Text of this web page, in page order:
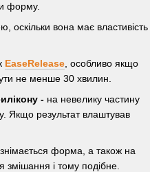
форму.
оскільки вона має властивість
EaseRelease , особливо якщо
не менше 30 хвилин.
- на невелику частину
Якщо результат влаштував
форма, а також на
і тому подібне.